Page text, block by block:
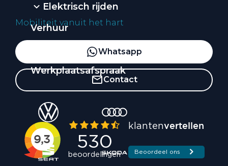
Elektrisch rijden
Verhuur
Vestigingen
Werkplaatsafspraak
Mobiliteit vanuit het hart
Whatsapp
Contact